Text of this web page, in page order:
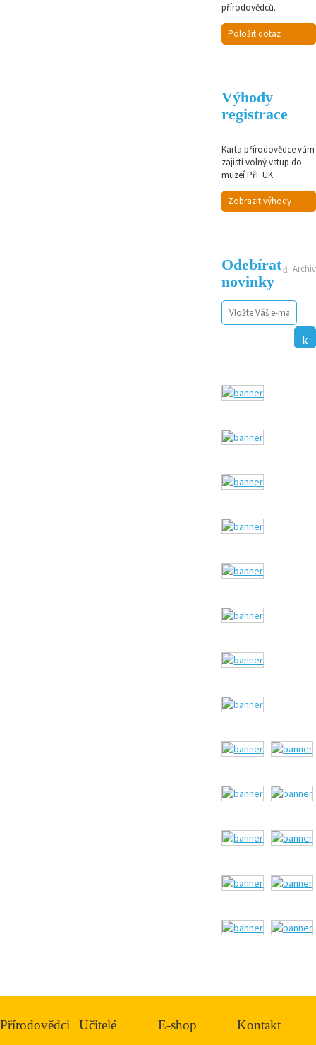
přírodovědců.
Položit dotaz
Výhody
registrace
Karta přírodovědce vám
zajistí volný vstup do
muzeí PřF UK.
Zobrazit výhody
Archiv
Odebírat
novinky
Přírodovědci Učitelé E-shop Kontakt